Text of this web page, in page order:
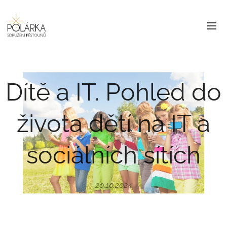
Dítě a IT. Pohled do
života dětí na IT a
sociálních sítích
20.10.2024